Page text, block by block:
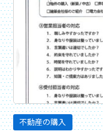
不動産の購入